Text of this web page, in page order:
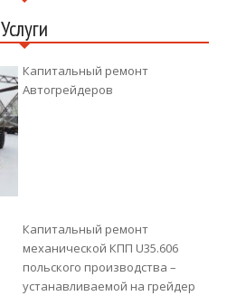
Услуги
Капитальный ремонт
Автогрейдеров
Капитальный ремонт
механической КПП U35.606
польского производства –
устанавливаемой на грейдер